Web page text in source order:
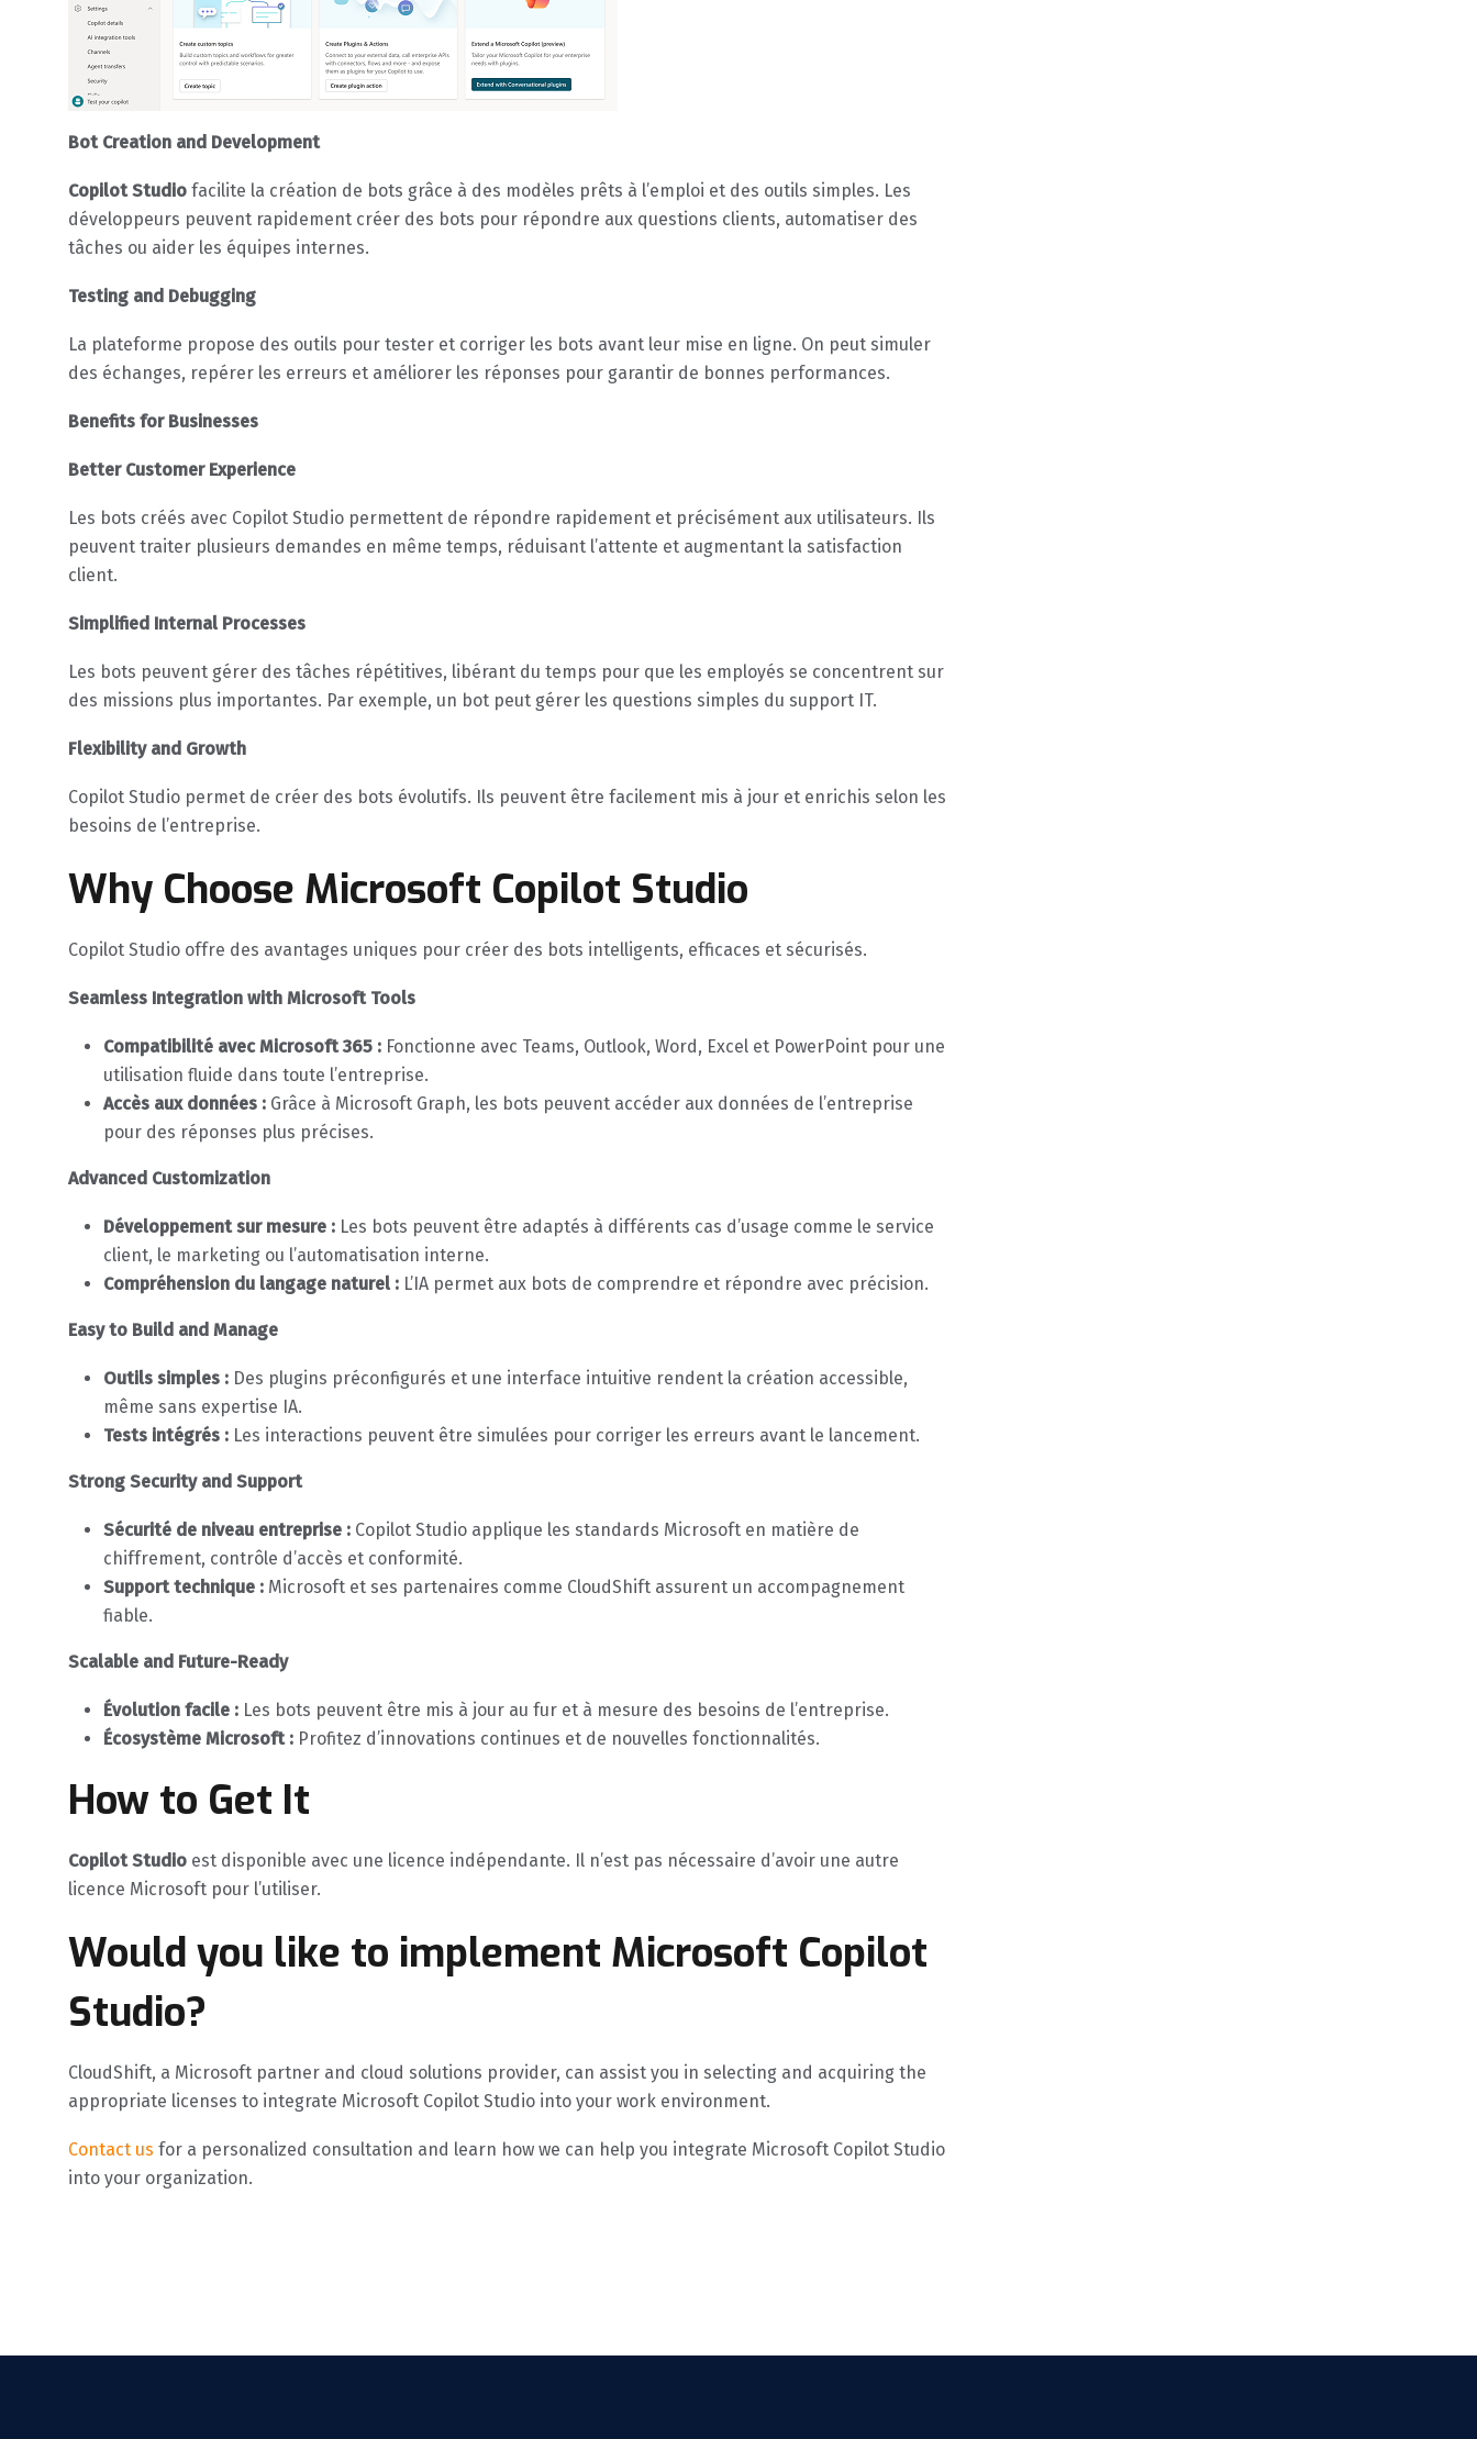
Bot Creation and Development
Copilot Studio facilite la création de bots grâce à des modèles prêts à l’emploi et des outils simples. Les
développeurs peuvent rapidement créer des bots pour répondre aux questions clients, automatiser des
tâches ou aider les équipes internes.
Testing and Debugging
La plateforme propose des outils pour tester et corriger les bots avant leur mise en ligne. On peut simuler
des échanges, repérer les erreurs et améliorer les réponses pour garantir de bonnes performances.
Benefits for Businesses
Better Customer Experience
Les bots créés avec Copilot Studio permettent de répondre rapidement et précisément aux utilisateurs. Ils
peuvent traiter plusieurs demandes en même temps, réduisant l’attente et augmentant la satisfaction
client.
Simplified Internal Processes
Les bots peuvent gérer des tâches répétitives, libérant du temps pour que les employés se concentrent sur
des missions plus importantes. Par exemple, un bot peut gérer les questions simples du support IT.
Flexibility and Growth
Copilot Studio permet de créer des bots évolutifs. Ils peuvent être facilement mis à jour et enrichis selon les
besoins de l’entreprise.
Why Choose Microsoft Copilot Studio
Copilot Studio offre des avantages uniques pour créer des bots intelligents, efficaces et sécurisés.
Seamless Integration with Microsoft Tools
Compatibilité avec Microsoft 365 : Fonctionne avec Teams, Outlook, Word, Excel et PowerPoint pour une
utilisation fluide dans toute l’entreprise.
Accès aux données : Grâce à Microsoft Graph, les bots peuvent accéder aux données de l’entreprise
pour des réponses plus précises.
Advanced Customization
Développement sur mesure : Les bots peuvent être adaptés à différents cas d’usage comme le service
client, le marketing ou l’automatisation interne.
Compréhension du langage naturel : L’IA permet aux bots de comprendre et répondre avec précision.
Easy to Build and Manage
Outils simples : Des plugins préconfigurés et une interface intuitive rendent la création accessible,
même sans expertise IA.
Tests intégrés : Les interactions peuvent être simulées pour corriger les erreurs avant le lancement.
Strong Security and Support
Sécurité de niveau entreprise : Copilot Studio applique les standards Microsoft en matière de
chiffrement, contrôle d’accès et conformité.
Support technique : Microsoft et ses partenaires comme CloudShift assurent un accompagnement
fiable.
Scalable and Future-Ready
Évolution facile : Les bots peuvent être mis à jour au fur et à mesure des besoins de l’entreprise.
Écosystème Microsoft : Profitez d’innovations continues et de nouvelles fonctionnalités.
How to Get It
Copilot Studio est disponible avec une licence indépendante. Il n’est pas nécessaire d’avoir une autre
licence Microsoft pour l’utiliser.
Would you like to implement Microsoft Copilot
Studio?
CloudShift, a Microsoft partner and cloud solutions provider, can assist you in selecting and acquiring the
appropriate licenses to integrate Microsoft Copilot Studio into your work environment.
Contact us for a personalized consultation and learn how we can help you integrate Microsoft Copilot Studio
into your organization.